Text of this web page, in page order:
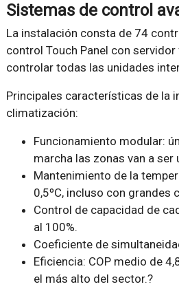
Sistemas de control
La instalación consta de 74
control Touch Panel con
controlar todas las unidades
Principales características de la
climatización:
Funcionamiento modular:
marcha las zonas van a ser
Mantenimiento de la
0,5ºC, incluso con grandes
Control de capacidad de
al 100%.
Coeficiente de
Eficiencia: COP medio de
el más alto del sector.?